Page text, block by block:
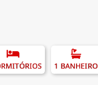
1 BANHEIRO